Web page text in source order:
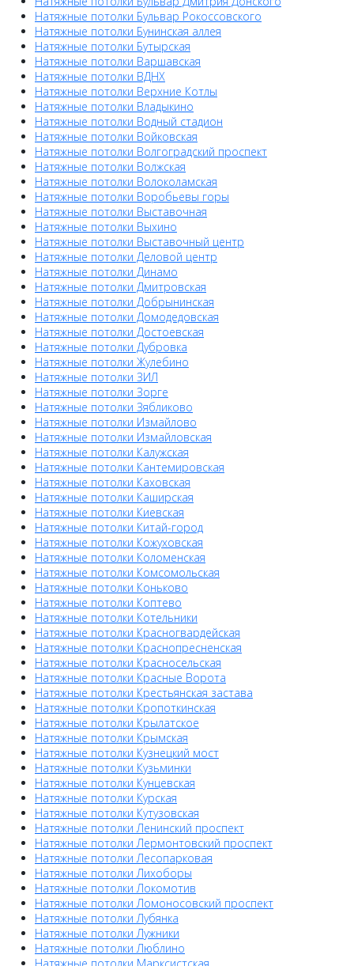
Натяжные потолки Бульвар Рокоссовского
Натяжные потолки Бунинская аллея
Натяжные потолки Бутырская
Натяжные потолки Варшавская
Натяжные потолки ВДНХ
Натяжные потолки Верхние Котлы
Натяжные потолки Владыкино
Натяжные потолки Водный стадион
Натяжные потолки Войковская
Натяжные потолки Волгоградский проспект
Натяжные потолки Волжская
Натяжные потолки Волоколамская
Натяжные потолки Воробьевы горы
Натяжные потолки Выставочная
Натяжные потолки Выхино
Натяжные потолки Выставочный центр
Натяжные потолки Деловой центр
Натяжные потолки Динамо
Натяжные потолки Дмитровская
Натяжные потолки Добрынинская
Натяжные потолки Домодедовская
Натяжные потолки Достоевская
Натяжные потолки Дубровка
Натяжные потолки Жулебино
Натяжные потолки ЗИЛ
Натяжные потолки Зорге
Натяжные потолки Зябликово
Натяжные потолки Измайлово
Натяжные потолки Измайловская
Натяжные потолки Калужская
Натяжные потолки Кантемировская
Натяжные потолки Каховская
Натяжные потолки Каширская
Натяжные потолки Киевская
Натяжные потолки Китай-город
Натяжные потолки Кожуховская
Натяжные потолки Коломенская
Натяжные потолки Комсомольская
Натяжные потолки Коньково
Натяжные потолки Коптево
Натяжные потолки Котельники
Натяжные потолки Красногвардейская
Натяжные потолки Краснопресненская
Натяжные потолки Красносельская
Натяжные потолки Красные Ворота
Натяжные потолки Крестьянская застава
Натяжные потолки Кропоткинская
Натяжные потолки Крылатское
Натяжные потолки Крымская
Натяжные потолки Кузнецкий мост
Натяжные потолки Кузьминки
Натяжные потолки Кунцевская
Натяжные потолки Курская
Натяжные потолки Кутузовская
Натяжные потолки Ленинский проспект
Натяжные потолки Лермонтовский проспект
Натяжные потолки Лесопарковая
Натяжные потолки Лихоборы
Натяжные потолки Локомотив
Натяжные потолки Ломоносовский проспект
Натяжные потолки Лубянка
Натяжные потолки Лужники
Натяжные потолки Люблино